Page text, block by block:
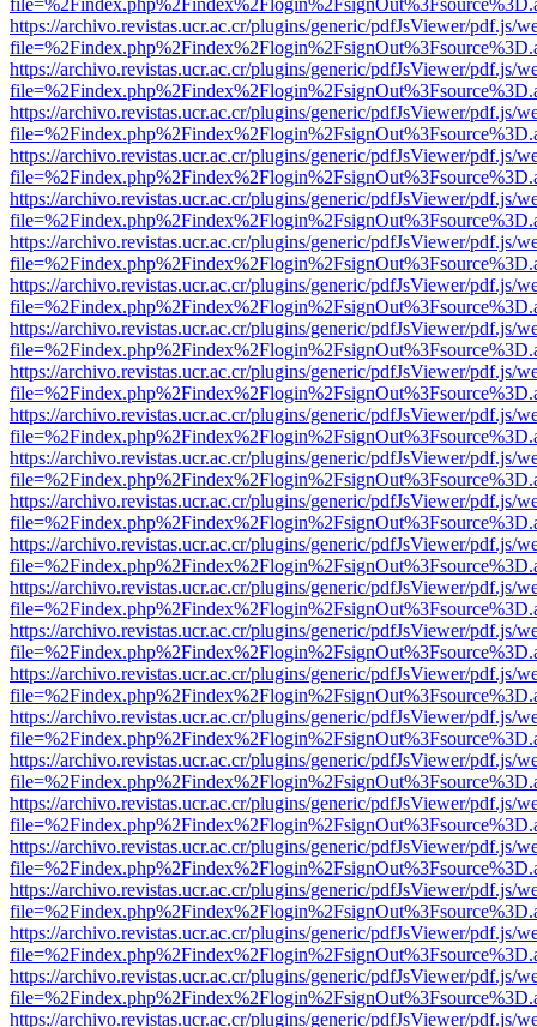
https://archivo.revistas.ucr.ac.cr/plugins/generic/pdfJsViewer/pdf.js/
https://archivo.revistas.ucr.ac.cr/plugins/generic/pdfJsViewer/pdf.js/
https://archivo.revistas.ucr.ac.cr/plugins/generic/pdfJsViewer/pdf.js/
https://archivo.revistas.ucr.ac.cr/plugins/generic/pdfJsViewer/pdf.js/
https://archivo.revistas.ucr.ac.cr/plugins/generic/pdfJsViewer/pdf.js/
https://archivo.revistas.ucr.ac.cr/plugins/generic/pdfJsViewer/pdf.js/
https://archivo.revistas.ucr.ac.cr/plugins/generic/pdfJsViewer/pdf.js/
https://archivo.revistas.ucr.ac.cr/plugins/generic/pdfJsViewer/pdf.js/
https://archivo.revistas.ucr.ac.cr/plugins/generic/pdfJsViewer/pdf.js/
https://archivo.revistas.ucr.ac.cr/plugins/generic/pdfJsViewer/pdf.js/
https://archivo.revistas.ucr.ac.cr/plugins/generic/pdfJsViewer/pdf.js/
https://archivo.revistas.ucr.ac.cr/plugins/generic/pdfJsViewer/pdf.js/
https://archivo.revistas.ucr.ac.cr/plugins/generic/pdfJsViewer/pdf.js/
https://archivo.revistas.ucr.ac.cr/plugins/generic/pdfJsViewer/pdf.js/
https://archivo.revistas.ucr.ac.cr/plugins/generic/pdfJsViewer/pdf.js/
https://archivo.revistas.ucr.ac.cr/plugins/generic/pdfJsViewer/pdf.js/
https://archivo.revistas.ucr.ac.cr/plugins/generic/pdfJsViewer/pdf.js/
https://archivo.revistas.ucr.ac.cr/plugins/generic/pdfJsViewer/pdf.js/
https://archivo.revistas.ucr.ac.cr/plugins/generic/pdfJsViewer/pdf.js/
https://archivo.revistas.ucr.ac.cr/plugins/generic/pdfJsViewer/pdf.js/
https://archivo.revistas.ucr.ac.cr/plugins/generic/pdfJsViewer/pdf.js/
https://archivo.revistas.ucr.ac.cr/plugins/generic/pdfJsViewer/pdf.js/
https://archivo.revistas.ucr.ac.cr/plugins/generic/pdfJsViewer/pdf.js/
https://archivo.revistas.ucr.ac.cr/plugins/generic/pdfJsViewer/pdf.js/